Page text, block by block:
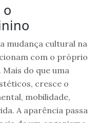
o
mudança cultural na
com o próprio
do que uma
cresce o
mobilidade,
A aparência passa